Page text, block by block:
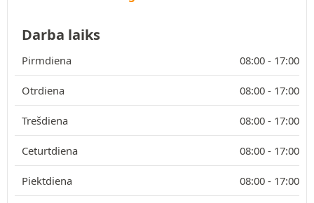
Darba laiks
Pirmdiena 08:00 - 17:00
Otrdiena 08:00 - 17:00
Trešdiena 08:00 - 17:00
Ceturtdiena 08:00 - 17:00
Piektdiena 08:00 - 17:00